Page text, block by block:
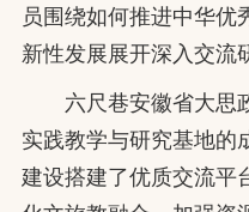
员围绕如何推进中华优
新性发展展开深入交流
六尺巷安徽省大思
实践教学与研究基地的
建设搭建了优质交流平